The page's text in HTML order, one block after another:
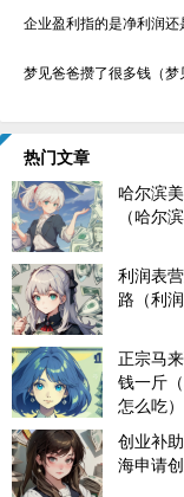
企业盈利指的是净利润还
梦见爸爸攒了很多钱（梦
热门文章
哈尔滨
（哈尔
利润表
路（利
正宗马
钱一斤
怎么吃）
创业补
海申请